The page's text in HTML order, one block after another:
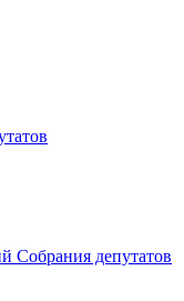
Собрания депутатов